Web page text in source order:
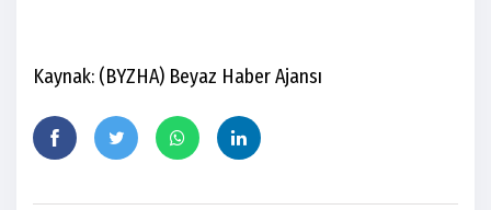
Kaynak: (BYZHA) Beyaz Haber Ajansı